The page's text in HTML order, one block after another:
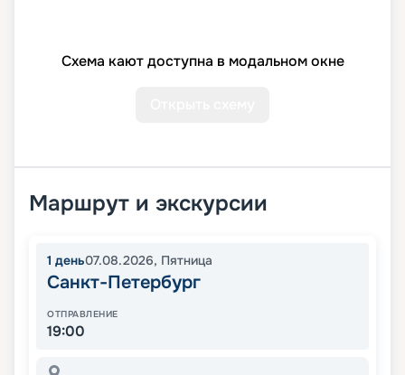
Схема кают доступна в модальном окне
Маршрут и экскурсии
1 день07.08.2026, Пятница
Санкт-Петербург
ОТПРАВЛЕНИЕ
19:00